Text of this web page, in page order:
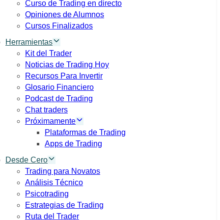
Curso de Trading en directo
Opiniones de Alumnos
Cursos Finalizados
Herramientas
Kit del Trader
Noticias de Trading Hoy
Recursos Para Invertir
Glosario Financiero
Podcast de Trading
Chat traders
Próximamente
Plataformas de Trading
Apps de Trading
Desde Cero
Trading para Novatos
Análisis Técnico
Psicotrading
Estrategias de Trading
Ruta del Trader